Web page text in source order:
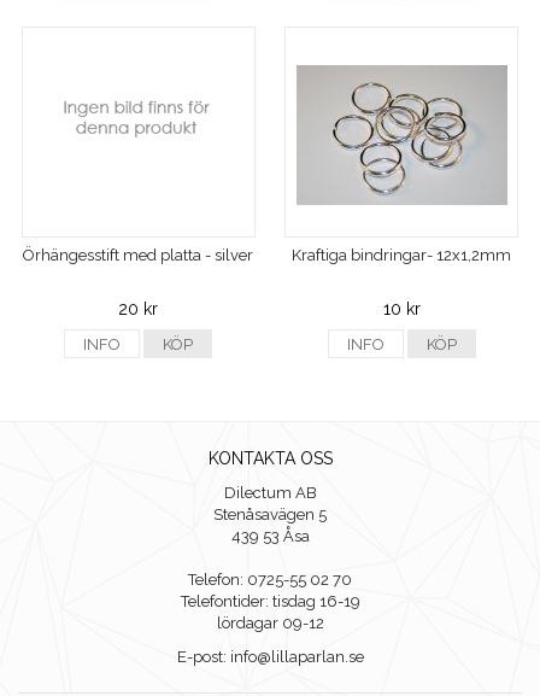
Örhängesstift med platta - silver
20 kr
INFO KÖP
Kraftiga bindringar- 12x1,2mm
10 kr
INFO KÖP
KONTAKTA OSS
Dilectum AB
Stenåsavägen 5
439 53 Åsa
Telefon: 0725-55 02 70
Telefontider: tisdag 16-19
lördagar 09-12
E-post: info@lillaparlan.se